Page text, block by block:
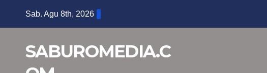
Sab. Agu 8th, 2026
SABUROMEDIA.C